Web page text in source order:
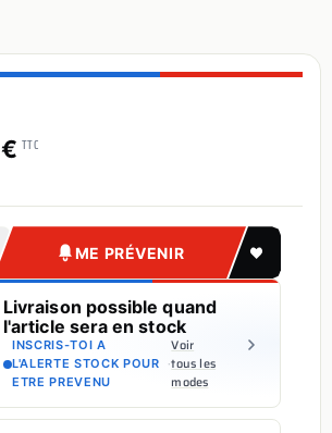
€ TTC
ME PRÉVENIR
Livraison possible quand
l'article sera en stock
INSCRIS-TOI A
L'ALERTE STOCK POUR
ETRE PREVENU
·
Voir
tous les
modes